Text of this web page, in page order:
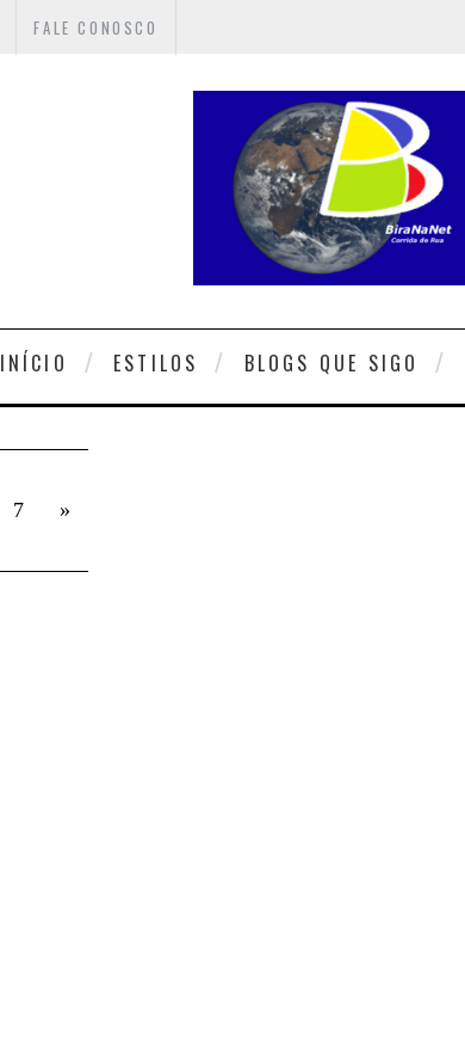
FALE CONOSCO
INÍCIO ESTILOS BLOGS QUE SIGO
7 »